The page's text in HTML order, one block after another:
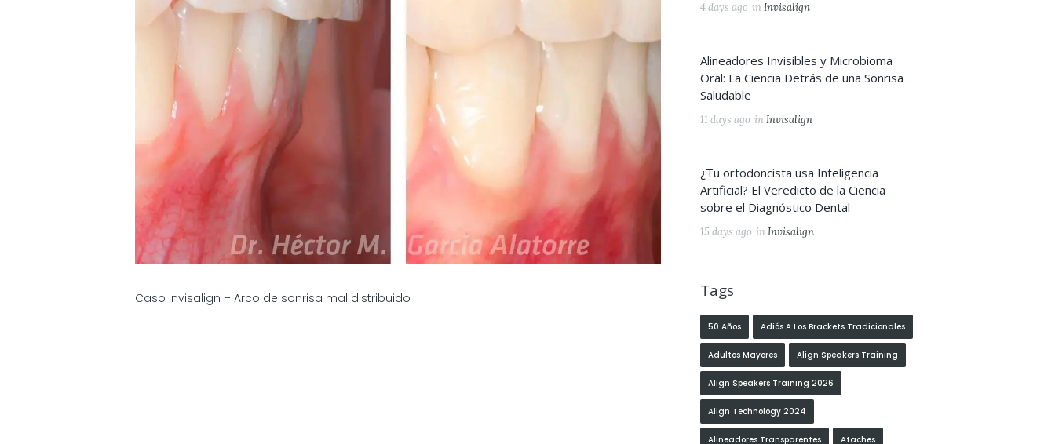
Caso Invisalign – Arco de sonrisa mal distribuido
4 days ago inInvisalign
Alineadores Invisibles y Microbioma
Oral: La Ciencia Detrás de una Sonrisa
Saludable
11 days ago inInvisalign
¿Tu ortodoncista usa Inteligencia
Artificial? El Veredicto de la Ciencia
sobre el Diagnóstico Dental
15 days ago inInvisalign
Tags
50 Años Adiós A Los Brackets Tradicionales
Adultos Mayores Align Speakers Training
Align Speakers Training 2026
Align Technology 2024
Alineadores Transparentes Ataches